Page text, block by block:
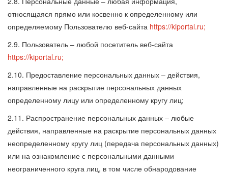
относящаяся прямо или косвенно к определенному или
определяемому Пользователю веб-сайта https://kiportal.ru;
2.9. Пользователь – любой посетитель веб-сайта
https://kiportal.ru;
2.10. Предоставление персональных данных – действия,
направленные на раскрытие персональных данных
определенному лицу или определенному кругу лиц;
2.11. Распространение персональных данных – любые
действия, направленные на раскрытие персональных данных
неопределенному кругу лиц (передача персональных данных)
или на ознакомление с персональными данными
неограниченного круга лиц, в том числе обнародование